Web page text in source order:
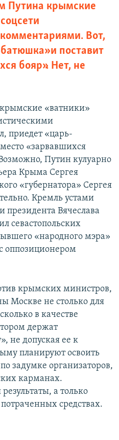
Путина крымские
Вот,
и поставит
бояр». Нет, не
«ватники»
приедет «царь-
«зарвавшихся
Путин кулуарно
Крыма Сергея
«губернатора» Сергея
Кремль устами
Вячеслава
севастопольских
«народного мэра»
оппозиционером
крымских министров,
Москве не столько для
в качестве
держат
не допуская ее к
планируют освоить
задумке организаторов,
карманах.
а только
средствах.